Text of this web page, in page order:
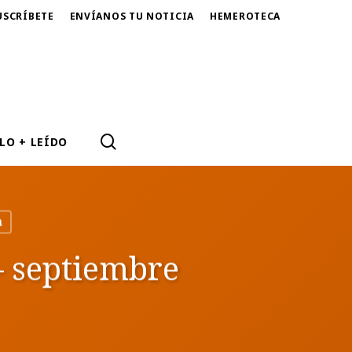
ENVÍANOS TU NOTICIA HEMEROTECA
LO + LEÍDO